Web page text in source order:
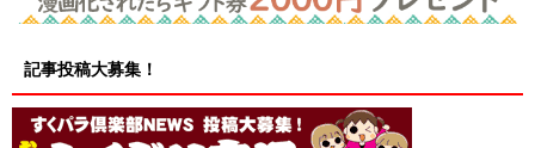
記事投稿大募集！